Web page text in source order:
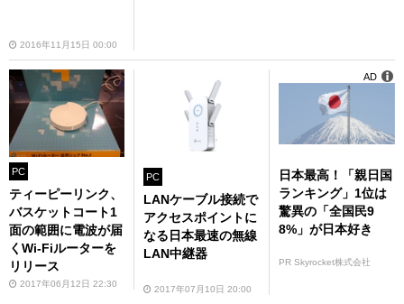
2016年11月15日 00:00
PC
ティーピーリンク、
バスケットコート1
面の範囲に電波が届
くWi-Fiルーターを
リリース
2017年06月12日 22:30
PC
LANケーブル接続で
アクセスポイントに
なる日本最速の無線
LAN中継器
2017年07月10日 20:00
日本最高！「親日国
ランキング」1位は
驚異の「全国民9
8%」が日本好き
PR Skyrocket株式会社
AD